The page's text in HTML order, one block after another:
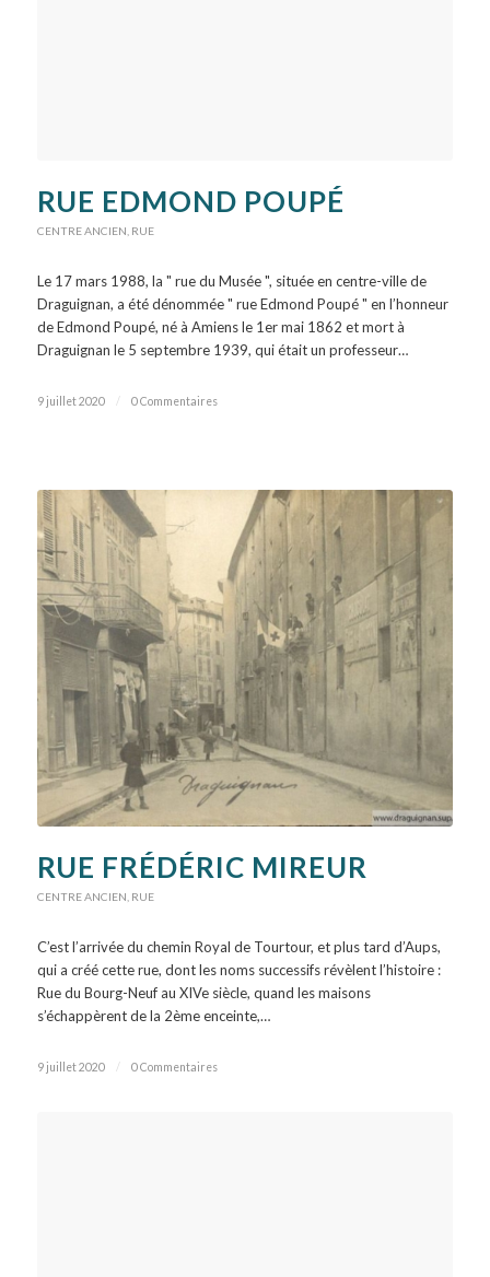
RUE EDMOND POUPÉ
CENTRE ANCIEN, RUE
Le 17 mars 1988, la " rue du Musée ", située en centre-ville de
Draguignan, a été dénommée " rue Edmond Poupé " en l’honneur
de Edmond Poupé, né à Amiens le 1er mai 1862 et mort à
Draguignan le 5 septembre 1939, qui était un professeur…
9 juillet 2020 / 0 Commentaires
RUE FRÉDÉRIC MIREUR
CENTRE ANCIEN RUE
C’est l’arrivée du chemin Royal de Tourtour, et plus tard d’Aups,
qui a créé cette rue, dont les noms successifs révèlent l’histoire :
Rue du Bourg-Neuf au XIVe siècle, quand les maisons
s’échappèrent de la 2ème enceinte,…
9 juillet 2020 / 0 Commentaires